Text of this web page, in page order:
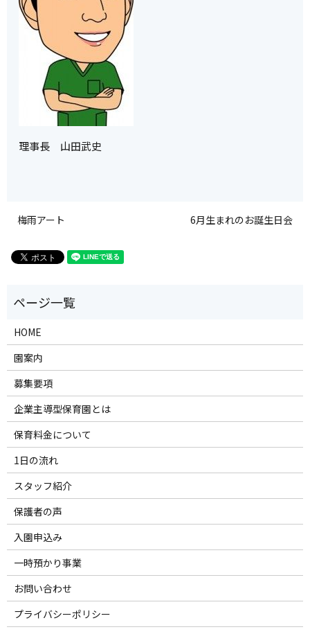
理事長 山田武史
梅雨アート 6月生まれのお誕生日会
HOME
園案内
募集要項
企業主導型保育園とは
保育料金について
1日の流れ
スタッフ紹介
保護者の声
入園申込み
一時預かり事業
お問い合わせ
プライバシーポリシー